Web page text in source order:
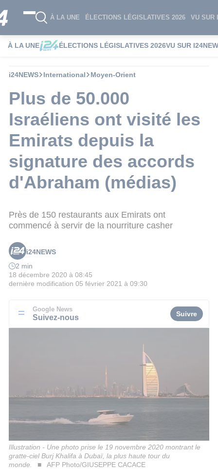
À LA UNE ÉLECTIONS LÉGISLATIVES 2026 VU SUR
À LA UNE ÉLECTIONS LÉGISLATIVES 2026VU SUR
i24NEWS International Moyen-Orient
Plus de 50.000
Israéliens ont visité les
Emirats depuis la
signature des accords
d'Abraham (médias)
Près de 150 restaurants aux Emirats ont
commencé à servir de la nourriture casher
i24NEWS
2 min
18 décembre 2020 à 08:45
dernière modification 05 février 2021 à 09:30
Google News
Suivez-nous Suivre
Illustration - Une photo prise le 19 novembre 2020 montrant le
gratte-ciel Burj Khalifa à Dubaï, la plus haute tour du
monde.
AFP Photo/GIUSEPPE CACACE